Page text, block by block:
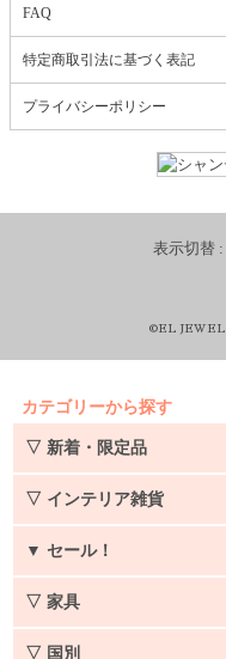
FAQ
特定商取引法に基づく表記
プライバシーポリシー
表示切替 :
©EL
カテゴリーから探す
▽ 新着・限定品
▽ インテリア雑貨
▼ セール！
▽ 家具
▽ 国別